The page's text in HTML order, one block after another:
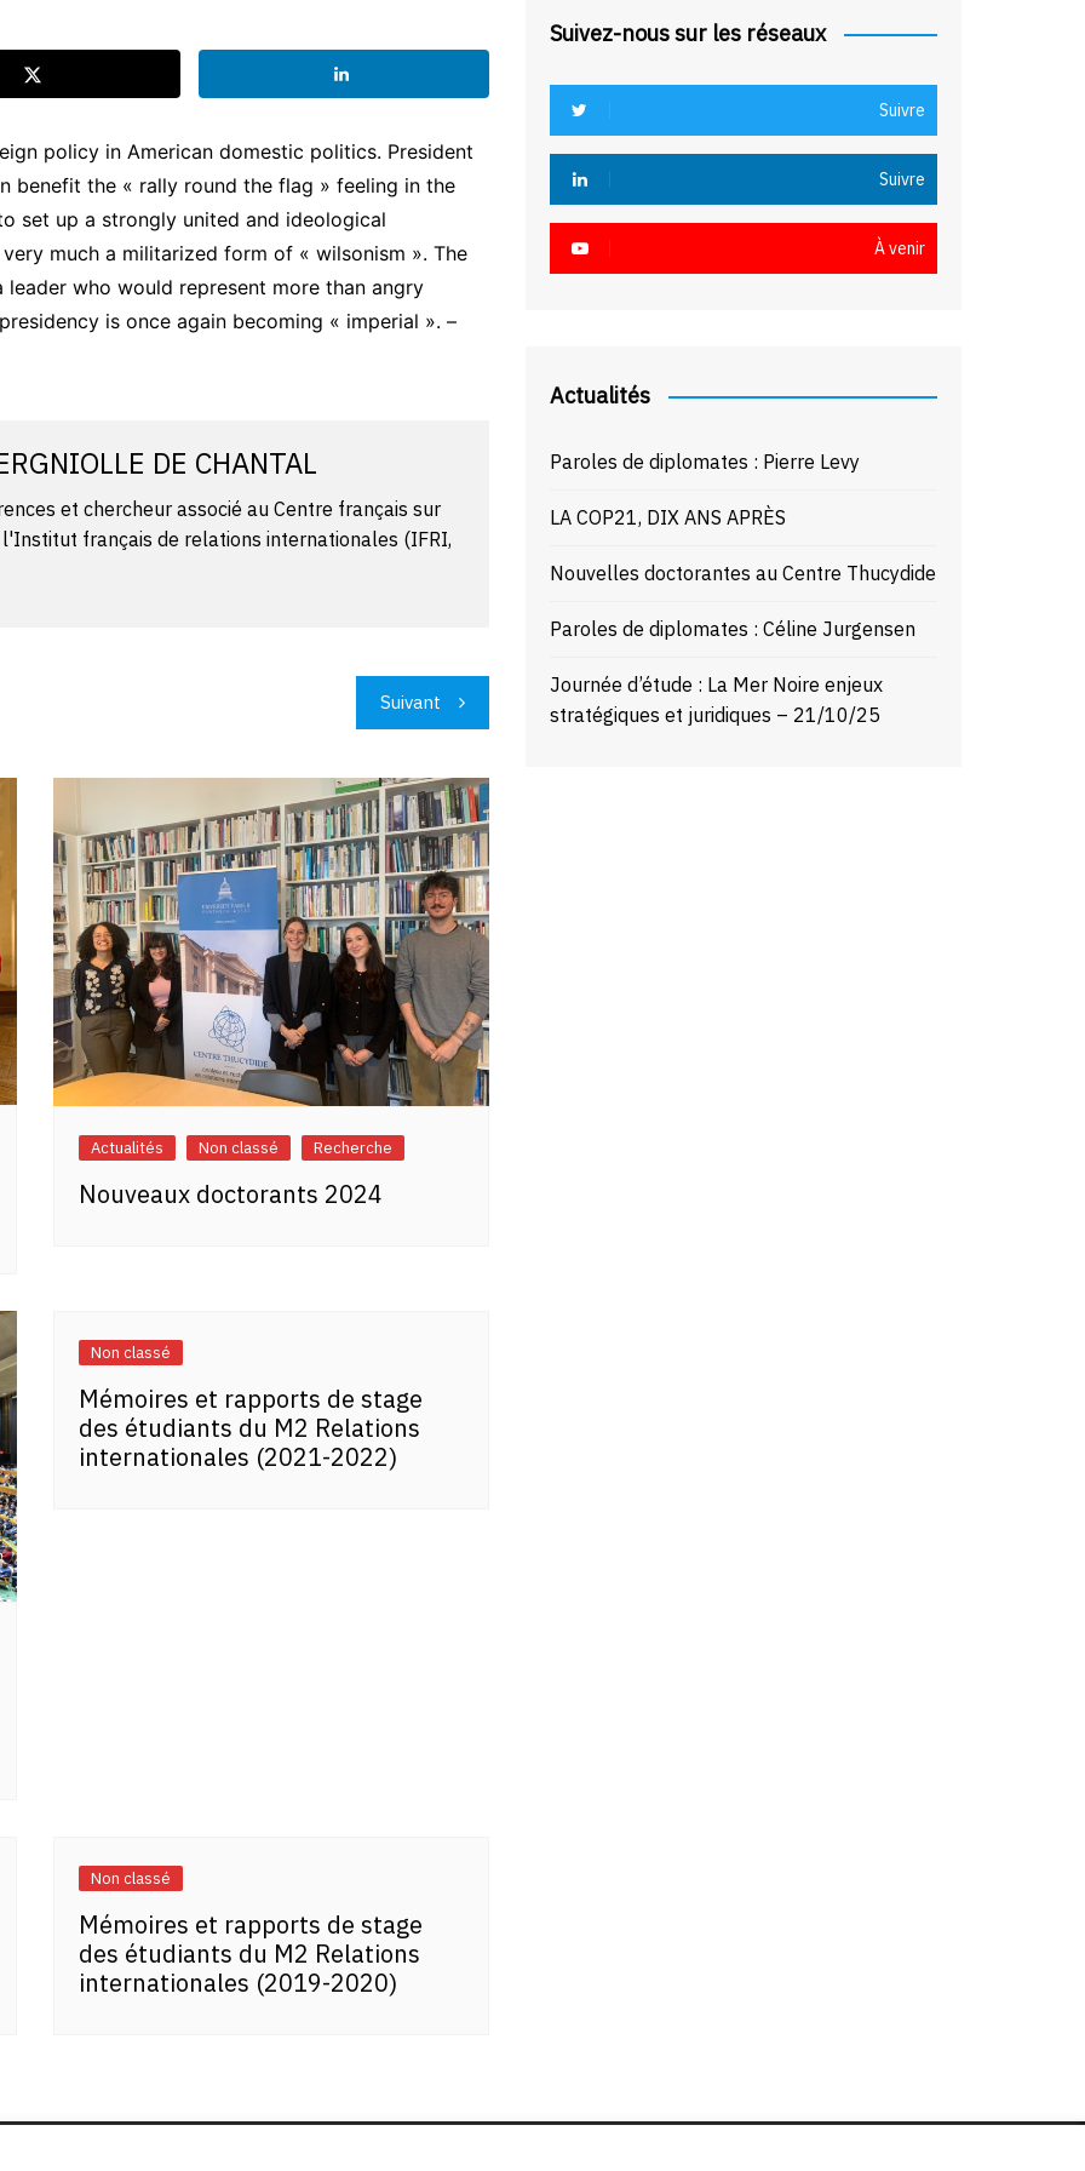
policy in American domestic politics. President
benefit the « rally round the flag » feeling in the
set up a strongly united and ideological
much a militarized form of « wilsonism ». The
who would represent more than angry
is once again becoming « imperial ». –
DE CHANTAL
et chercheur associé au Centre français sur
français de relations internationales (IFRI,
Suivant
Actualités Non classé Recherche
Nouveaux doctorants 2024
Non classé
Mémoires et rapports de stage
des étudiants du M2 Relations
internationales (2021-2022)
Non classé
Mémoires et rapports de stage
des étudiants du M2 Relations
internationales (2019-2020)
Suivez-nous sur les réseaux
Suivre
Suivre
À venir
Actualités
Paroles de diplomates : Pierre Levy
LA COP21, DIX ANS APRÈS
Nouvelles doctorantes au Centre Thucydide
Paroles de diplomates : Céline Jurgensen
Journée d’étude : La Mer Noire enjeux
stratégiques et juridiques – 21/10/25